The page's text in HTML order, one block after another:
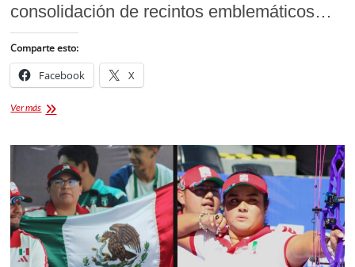
consolidación de recintos emblemáticos…
Comparte esto:
Facebook X
Ver másMichael
de
Estefan
Jackson
en
Tlaxcala:
Precios
de
boletos
y